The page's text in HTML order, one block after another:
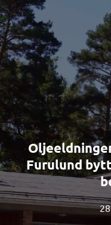
Furulund